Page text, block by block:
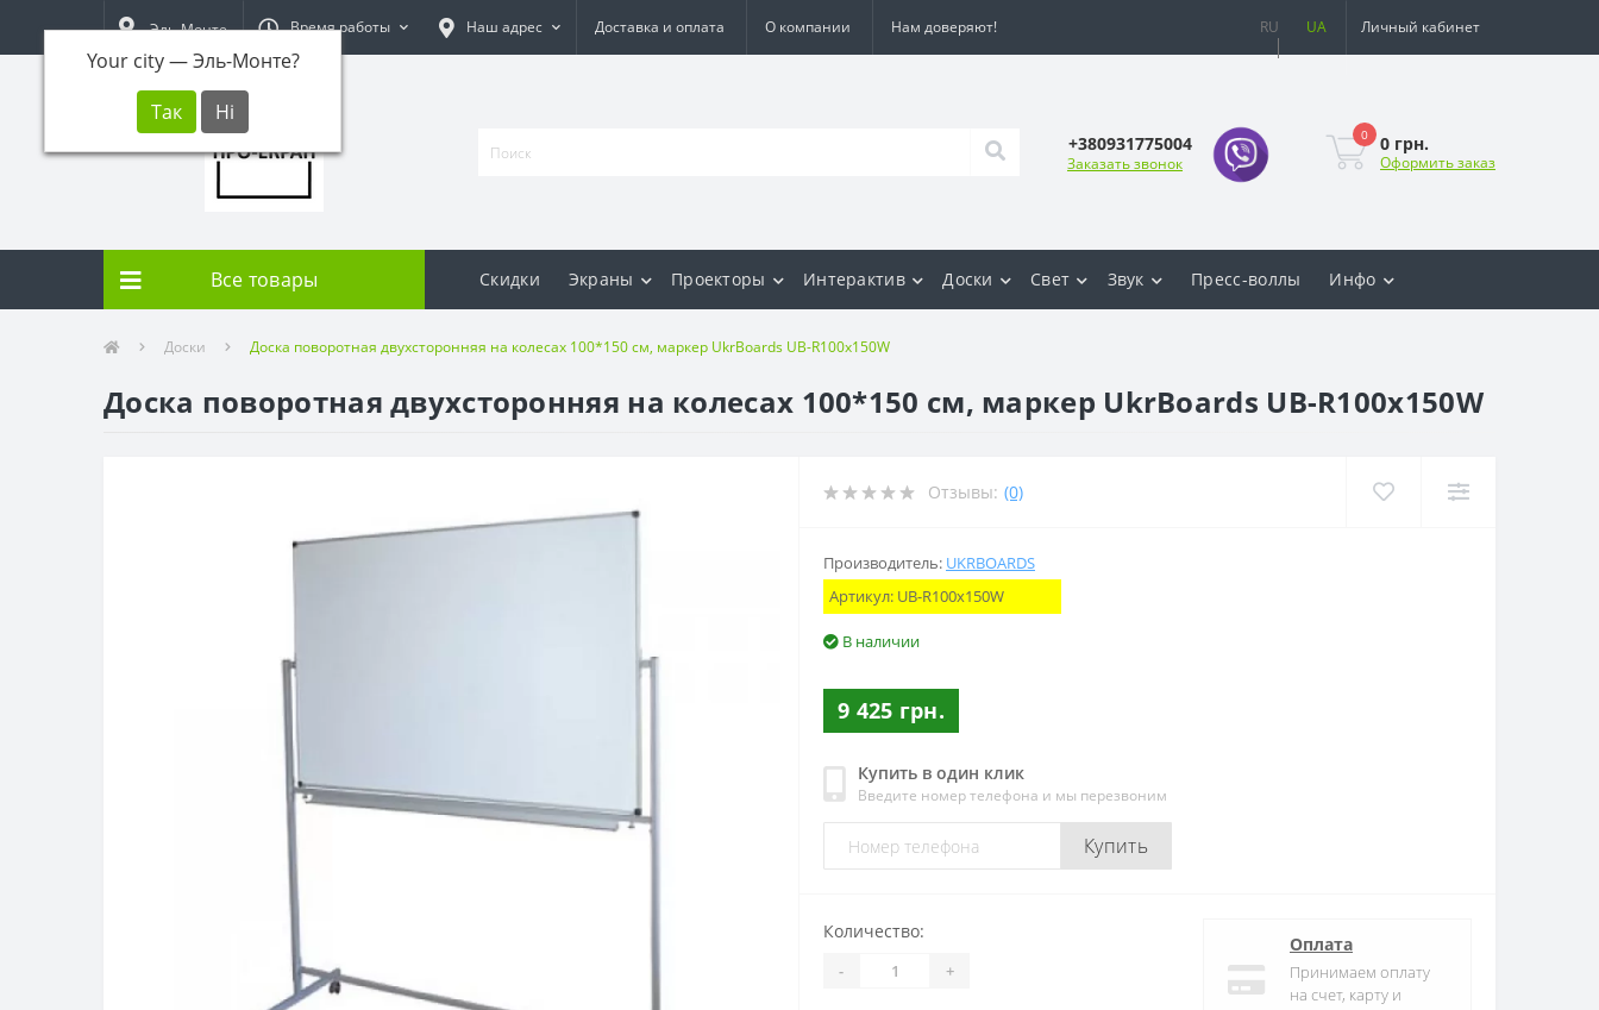
Эль-Монте
Your city —Эль-Монте?
Время работы Наш адрес Доставка и оплата О компании Нам доверяют! UA Личный кабинет
+380931775004
Заказать звонок
0 0 грн.
Оформить заказ
Все товары Скидки Экраны Проекторы Интерактив Доски Свет Звук Пресс-воллы Инфо
Доски Доска поворотная двухсторонняя на колесах 100*150 см, маркер UkrBoards UB-R100x150W
Доска поворотная двухсторонняя на колесах 100*150 см, маркер UkrBoards UB-R100x150W
Отзывы: (0)
Производитель: UKRBOARDS
Артикул: UB-R100x150W
В наличии
9 425 грн.
Купить в один клик
Введите номер телефона и мы перезвоним
Купить
Количество:
- +
Оплата
Принимаем оплату
на счет, карту и